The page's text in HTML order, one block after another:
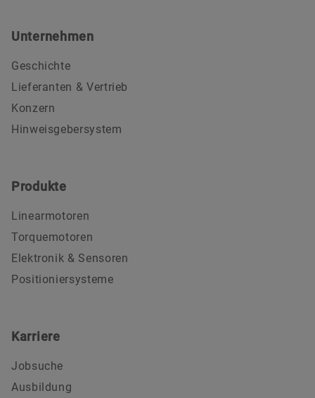
Unternehmen
Geschichte
Lieferanten & Vertrieb
Konzern
Hinweisgebersystem
Produkte
Linearmotoren
Torquemotoren
Elektronik & Sensoren
Positioniersysteme
Karriere
Jobsuche
Ausbildung